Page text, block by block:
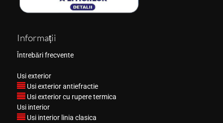
Informații
Întrebări frecvente
Usi exterior
Usi exterior antiefractie
Usi exterior cu rupere termica
Usi interior
Usi interior linia clasica